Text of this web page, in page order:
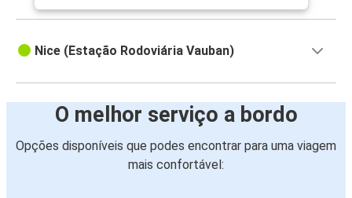
Nice (Estação Rodoviária Vauban)
O melhor serviço a bordo
Opções disponíveis que podes encontrar para uma viagem
mais confortável: